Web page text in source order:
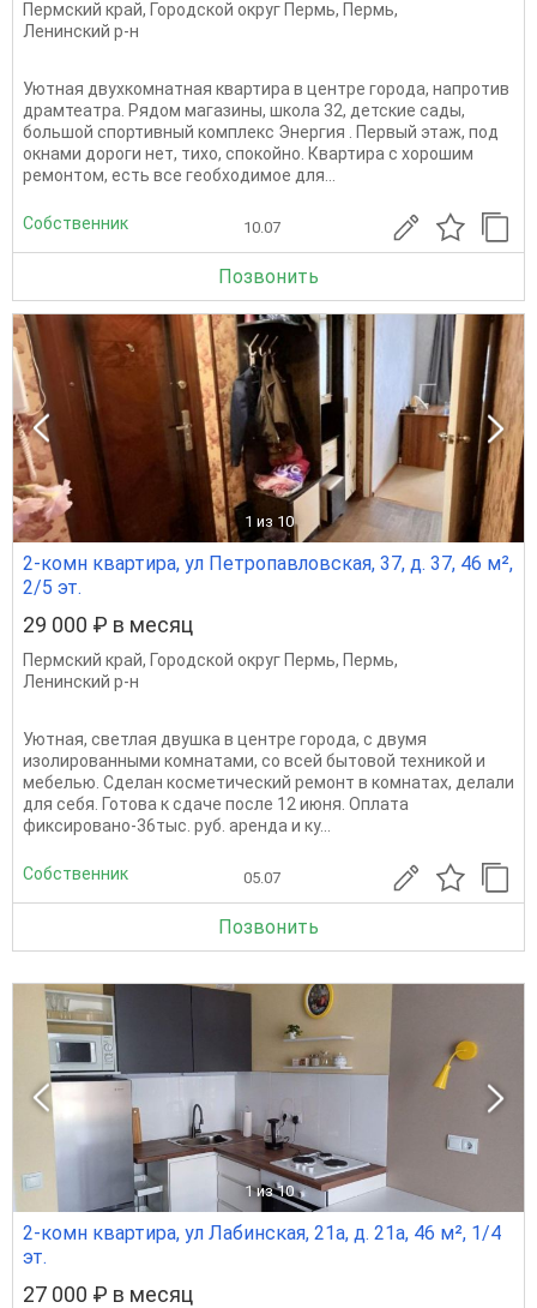
Пермский край, Городской округ Пермь, Пермь,
Ленинский р-н
Уютная двухкомнатная квартира в центре города, напротив
драмтеатра. Рядом магазины, школа 32, детские сады,
большой спортивный комплекс Энергия . Первый этаж, под
окнами дороги нет, тихо, спокойно. Квартира с хорошим
ремонтом, есть все геобходимое для...
Собственник 10.07
Позвонить
1 из 10
2-комн квартира, ул Петропавловская, 37, д. 37, 46 м²,
2/5 эт.
29 000 ₽ в месяц
Пермский край, Городской округ Пермь, Пермь,
Ленинский р-н
Уютная, светлая двушка в центре города, с двумя
изолированными комнатами, со всей бытовой техникой и
мебелью. Сделан косметический ремонт в комнатах, делали
для себя. Готова к сдаче после 12 июня. Оплата
фиксировано-36тыс. руб. аренда и ку...
Собственник 05.07
Позвонить
1 из 10
2-комн квартира, ул Лабинская, 21а, д. 21а, 46 м², 1/4
эт.
27 000 ₽ в месяц